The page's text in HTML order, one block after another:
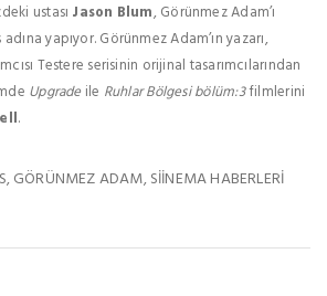
ustası Jason Blum, Görünmez Adam’ı
yapıyor. Görünmez Adam’ın yazarı,
Testere serisinin orijinal tasarımcılarından
Upgradeile Ruhlar Bölgesi bölüm:3filmlerini
.
,GÖRÜNMEZ ADAM,SIINEMA HABERLERI